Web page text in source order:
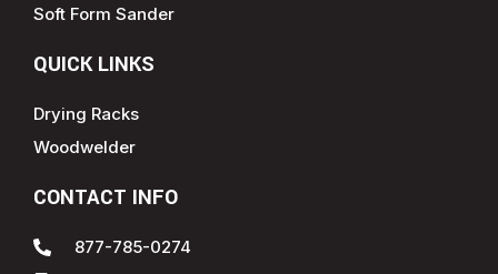
Soft Form Sander
QUICK LINKS
Drying Racks
Woodwelder
CONTACT INFO
877-785-0274